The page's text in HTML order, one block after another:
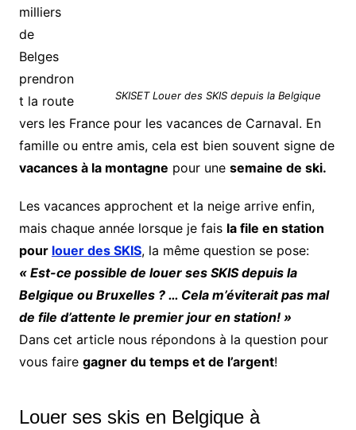
SKISET Louer des SKIS depuis la Belgique
milliers
de
Belges
prendron
t la route
vers les France pour les vacances de Carnaval. En
famille ou entre amis, cela est bien souvent signe de
vacances à la montagne pour une semaine de ski.
Les vacances approchent et la neige arrive enfin,
mais chaque année lorsque je fais la file en station
pour louer des SKIS, la même question se pose:
« Est-ce possible de louer ses SKIS depuis la
Belgique ou Bruxelles ? … Cela m’éviterait pas mal
de file d’attente le premier jour en station! »
Dans cet article nous répondons à la question pour
vous faire gagner du temps et de l’argent!
Louer ses skis en Belgique à